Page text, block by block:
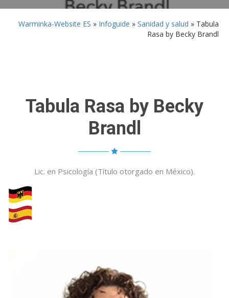
Warminka-Website ES » Infoguide » Sanidad y salud » Tabula
Rasa by Becky Brandl
Tabula Rasa by Becky
Brandl
Lic. en Psicología (Título otorgado en México).